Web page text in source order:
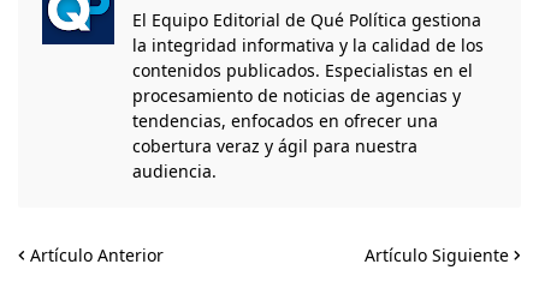
El Equipo Editorial de Qué Política gestiona
la integridad informativa y la calidad de los
contenidos publicados. Especialistas en el
procesamiento de noticias de agencias y
tendencias, enfocados en ofrecer una
cobertura veraz y ágil para nuestra
audiencia.
Artículo Anterior Artículo Siguiente